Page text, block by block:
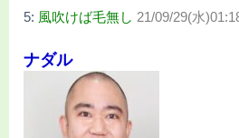
5: 風吹けば毛無し 21/09/29(水
ナダル